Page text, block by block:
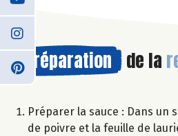
Préparation de la
Préparer la sauce : Dans un
de poivre et la feuille de